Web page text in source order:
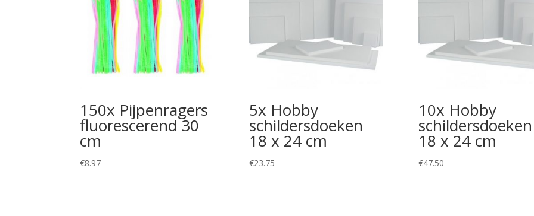
150x Pijpenragers
fluorescerend 30
cm
€8.97
5x Hobby
schildersdoeken
18 x 24 cm
€23.75
10x Hobby
schildersdoeken
18 x 24 cm
€47.50